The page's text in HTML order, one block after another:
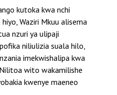
kutoka kwa nchi
Waziri Mkuu alisema
nzuri ya ulipaji
niliulizia suala hilo,
imekwishalipa kwa
wito wakamilishe
kwenye maeneo